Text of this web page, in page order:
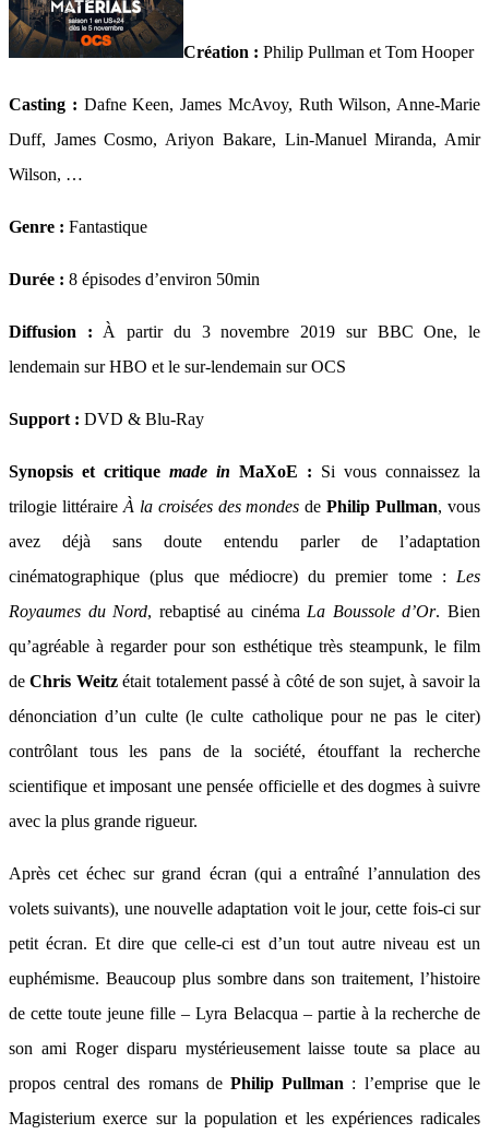
Création : Philip Pullman et Tom Hooper
Casting : Dafne Keen, James McAvoy, Ruth Wilson, Anne-Marie
Duff, James Cosmo, Ariyon Bakare, Lin-Manuel Miranda, Amir
Wilson, …
Genre : Fantastique
Durée : 8 épisodes d’environ 50min
Diffusion : À partir du 3 novembre 2019 sur BBC One, le
lendemain sur HBO et le sur-lendemain sur OCS
Support : DVD & Blu-Ray
Synopsis et critique made in MaXoE : Si vous connaissez la
trilogie littéraire À la croisées des mondes dePhilip Pullman, vous
avez déjà sans doute entendu parler de l’adaptation
cinématographique (plus que médiocre) du premier tome : Les
Royaumes du Nord, rebaptisé au cinéma La Boussole d’Or. Bien
qu’agréable à regarder pour son esthétique très steampunk, le film
deChris Weitzétait totalement passé à côté de son sujet, à savoir la
dénonciation d’un culte (le culte catholique pour ne pas le citer)
contrôlant tous les pans de la société, étouffant la recherche
scientifique et imposant une pensée officielle et des dogmes à suivre
avec la plus grande rigueur.
Après cet échec sur grand écran (qui a entraîné l’annulation des
volets suivants), une nouvelle adaptation voit le jour, cette fois-ci sur
petit écran. Et dire que celle-ci est d’un tout autre niveau est un
euphémisme. Beaucoup plus sombre dans son traitement, l’histoire
de cette toute jeune fille – Lyra Belacqua – partie à la recherche de
son ami Roger disparu mystérieusement laisse toute sa place au
propos central des romans de Philip Pullman : l’emprise que le
Magisterium exerce sur la population et les expériences radicales